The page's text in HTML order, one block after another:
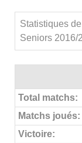
Statistiques
Seniors 2016/
Total matchs:
Matchs joués:
Victoire: